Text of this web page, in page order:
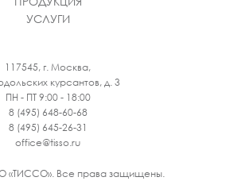
УСЛУГИ
117545, г. Москва,
курсантов, д. 3
ПН - ПТ 9:00 - 18:00
8 (495) 648-60-68
8 (495) 645-26-31
office@tisso.ru
«ТИССО». Все права защищены.